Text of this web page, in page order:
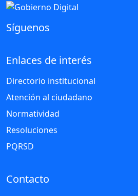
Síguenos
Enlaces de interés
Directorio institucional
Atención al ciudadano
Normatividad
Resoluciones
PQRSD
Contacto